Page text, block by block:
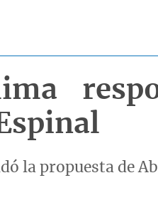
la propuesta de